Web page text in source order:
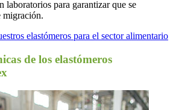
laboratorios para garantizar que se
migración.
elastómeros para el sector alimentario
de los elastómeros